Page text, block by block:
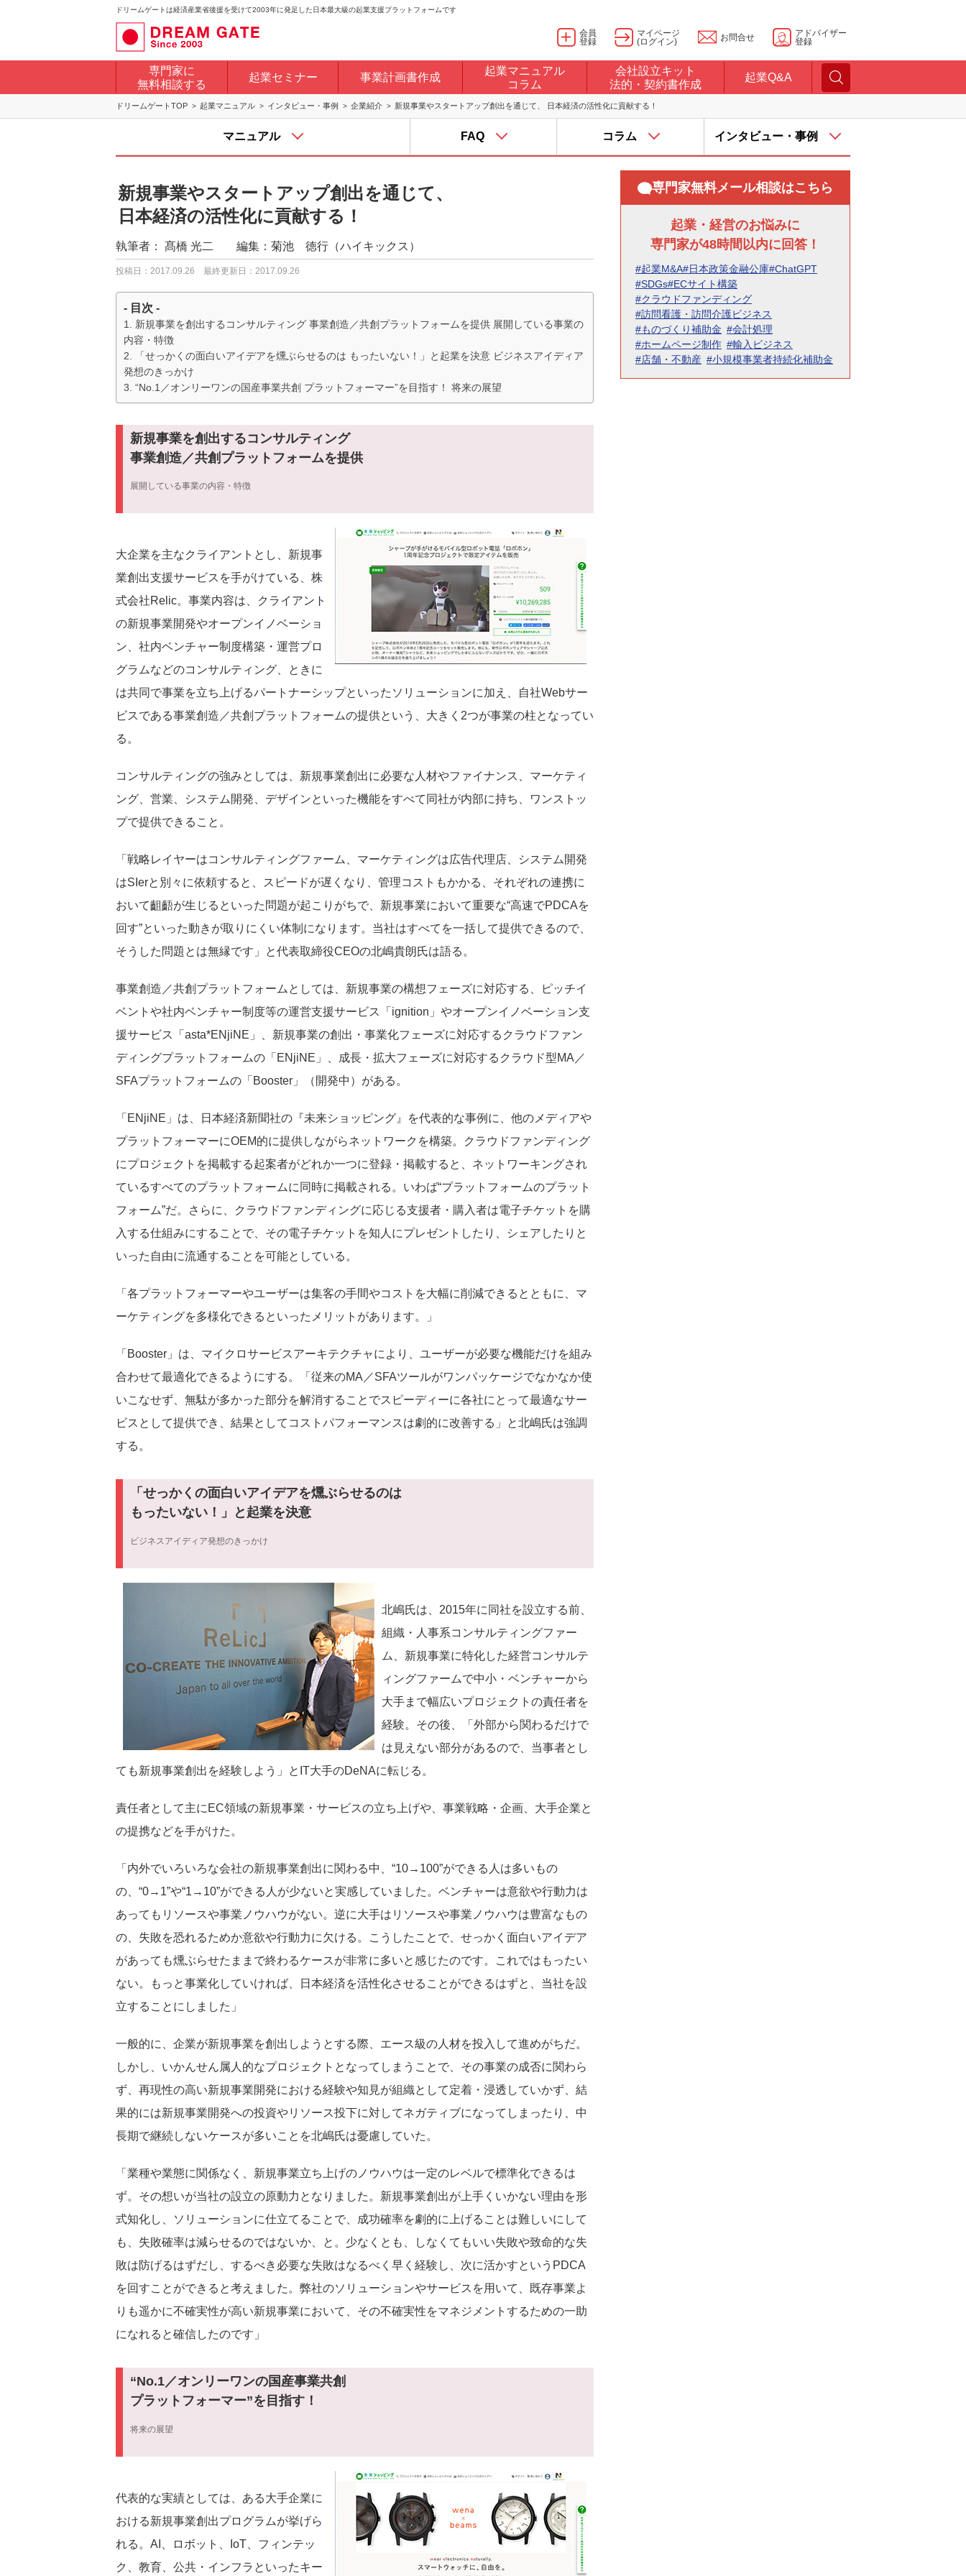
ドリームゲートは経済産業省後援を受けて2003年に発足した日本最大級の起業支援プラットフォームです
会員
登録
マイページ
(ログイン)
お問合せ
アドバイザー
登録
専門家に
無料相談する
起業セミナー 事業計画書作成
起業マニュアル
コラム
会社設立キット
法的・契約書作成
起業Q&A
ドリームゲートTOP 起業マニュアル インタビュー・事例 企業紹介 新規事業やスタートアップ創出を通じて、 日本経済の活性化に貢献する！
マニュアル FAQ コラム インタビュー・事例
新規事業やスタートアップ創出を通じて、
日本経済の活性化に貢献する！
執筆者： 髙橋 光二 編集：菊池 徳行（ハイキックス）
投稿日：2017.09.26 最終更新日：2017.09.26
- 目次 -
新規事業を創出するコンサルティング 事業創造／共創プラットフォームを提供 展開している事業の
内容・特徴
「せっかくの面白いアイデアを燻ぶらせるのは もったいない！」と起業を決意 ビジネスアイディア
発想のきっかけ
“No.1／オンリーワンの国産事業共創 プラットフォーマー”を目指す！ 将来の展望
新規事業を創出するコンサルティング
事業創造／共創プラットフォームを提供
展開している事業の内容・特徴
大企業を主なクライアントとし、新規事
業創出支援サービスを手がけている、株
式会社Relic。事業内容は、クライアント
の新規事業開発やオープンイノベーショ
ン、社内ベンチャー制度構築・運営プロ
グラムなどのコンサルティング、ときに
は共同で事業を立ち上げるパートナーシップといったソリューションに加え、自社Webサー
ビスである事業創造／共創プラットフォームの提供という、大きく2つが事業の柱となってい
る。
コンサルティングの強みとしては、新規事業創出に必要な人材やファイナンス、マーケティ
ング、営業、システム開発、デザインといった機能をすべて同社が内部に持ち、ワンストッ
プで提供できること。
「戦略レイヤーはコンサルティングファーム、マーケティングは広告代理店、システム開発
はSIerと別々に依頼すると、スピードが遅くなり、管理コストもかかる、それぞれの連携に
おいて齟齬が生じるといった問題が起こりがちで、新規事業において重要な“高速でPDCAを
回す”といった動きが取りにくい体制になります。当社はすべてを一括して提供できるので、
そうした問題とは無縁です」と代表取締役CEOの北嶋貴朗氏は語る。
事業創造／共創プラットフォームとしては、新規事業の構想フェーズに対応する、ピッチイ
ベントや社内ベンチャー制度等の運営支援サービス「ignition」やオープンイノベーション支
援サービス「asta*ENjiNE」、新規事業の創出・事業化フェーズに対応するクラウドファン
ディングプラットフォームの「ENjiNE」、成長・拡大フェーズに対応するクラウド型MA／
SFAプラットフォームの「Booster」（開発中）がある。
「ENjiNE」は、日本経済新聞社の『未来ショッピング』を代表的な事例に、他のメディアや
プラットフォーマーにOEM的に提供しながらネットワークを構築。クラウドファンディング
にプロジェクトを掲載する起案者がどれか一つに登録・掲載すると、ネットワーキングされ
ているすべてのプラットフォームに同時に掲載される。いわば“プラットフォームのプラット
フォーム”だ。さらに、クラウドファンディングに応じる支援者・購入者は電子チケットを購
入する仕組みにすることで、その電子チケットを知人にプレゼントしたり、シェアしたりと
いった自由に流通することを可能としている。
「各プラットフォーマーやユーザーは集客の手間やコストを大幅に削減できるとともに、マ
ーケティングを多様化できるといったメリットがあります。」
「Booster」は、マイクロサービスアーキテクチャにより、ユーザーが必要な機能だけを組み
合わせて最適化できるようにする。「従来のMA／SFAツールがワンパッケージでなかなか使
いこなせず、無駄が多かった部分を解消することでスピーディーに各社にとって最適なサー
ビスとして提供でき、結果としてコストパフォーマンスは劇的に改善する」と北嶋氏は強調
する。
「せっかくの面白いアイデアを燻ぶらせるのは
もったいない！」と起業を決意
ビジネスアイディア発想のきっかけ
北嶋氏は、2015年に同社を設立する前、
組織・人事系コンサルティングファー
ム、新規事業に特化した経営コンサルテ
ィングファームで中小・ベンチャーから
大手まで幅広いプロジェクトの責任者を
経験。その後、「外部から関わるだけで
は見えない部分があるので、当事者とし
ても新規事業創出を経験しよう」とIT大手のDeNAに転じる。
責任者として主にEC領域の新規事業・サービスの立ち上げや、事業戦略・企画、大手企業と
の提携などを手がけた。
「内外でいろいろな会社の新規事業創出に関わる中、“10→100”ができる人は多いもの
の、“0→1”や“1→10”ができる人が少ないと実感していました。ベンチャーは意欲や行動力は
あってもリソースや事業ノウハウがない。逆に大手はリソースや事業ノウハウは豊富なもの
の、失敗を恐れるためか意欲や行動力に欠ける。こうしたことで、せっかく面白いアイデア
があっても燻ぶらせたままで終わるケースが非常に多いと感じたのです。これではもったい
ない。もっと事業化していければ、日本経済を活性化させることができるはずと、当社を設
立することにしました」
一般的に、企業が新規事業を創出しようとする際、エース級の人材を投入して進めがちだ。
しかし、いかんせん属人的なプロジェクトとなってしまうことで、その事業の成否に関わら
ず、再現性の高い新規事業開発における経験や知見が組織として定着・浸透していかず、結
果的には新規事業開発への投資やリソース投下に対してネガティブになってしまったり、中
長期で継続しないケースが多いことを北嶋氏は憂慮していた。
「業種や業態に関係なく、新規事業立ち上げのノウハウは一定のレベルで標準化できるは
ず。その想いが当社の設立の原動力となりました。新規事業創出が上手くいかない理由を形
式知化し、ソリューションに仕立てることで、成功確率を劇的に上げることは難しいにして
も、失敗確率は減らせるのではないか、と。少なくとも、しなくてもいい失敗や致命的な失
敗は防げるはずだし、するべき必要な失敗はなるべく早く経験し、次に活かすというPDCA
を回すことができると考えました。弊社のソリューションやサービスを用いて、既存事業よ
りも遥かに不確実性が高い新規事業において、その不確実性をマネジメントするための一助
になれると確信したのです」
“No.1／オンリーワンの国産事業共創
プラットフォーマー”を目指す！
将来の展望
代表的な実績としては、ある大手企業に
おける新規事業創出プログラムが挙げら
れる。AI、ロボット、IoT、フィンテッ
ク、教育、公共・インフラといったキー
専門家無料メール相談はこちら
起業・経営のお悩みに
専門家が48時間以内に回答！
#起業M&A#日本政策金融公庫#ChatGPT
#SDGs#ECサイト構築
#クラウドファンディング
#訪問看護・訪問介護ビジネス
#ものづくり補助金 #会計処理
#ホームページ制作 #輸入ビジネス
#店舗・不動産 #小規模事業者持続化補助金